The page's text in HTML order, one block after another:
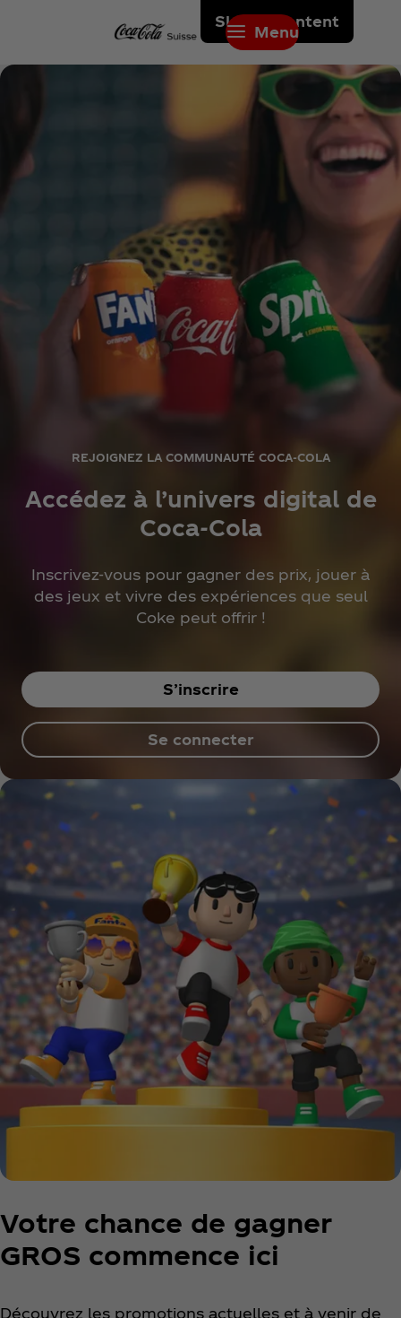
Skip to content
Menu
REJOIGNEZ LA COMMUNAUTÉ COCA‑COLA
Accédez à l’univers digital de
Coca‑Cola
Inscrivez-vous pour gagner des prix, jouer à
des jeux et vivre des expériences que seul
Coke peut offrir !
S’inscrire
Se connecter
Votre chance de gagner
GROS commence ici
Découvrez les promotions actuelles et à venir de